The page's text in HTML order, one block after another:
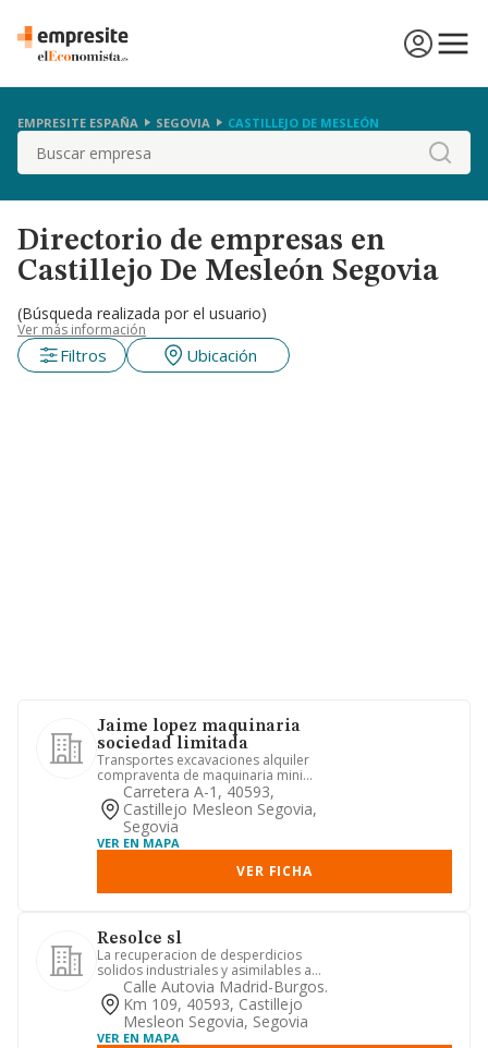
EMPRESITE ESPAÑA SEGOVIA CASTILLEJO DE MESLEÓN
Buscar
Directorio de empresas en
Castillejo De Mesleón Segovia
(Búsqueda realizada por el usuario)
Ver más información
Filtros Ubicación
Jaime lopez maquinaria
sociedad limitada
Transportes excavaciones alquiler
compraventa de maquinaria mini
excavadoras excavadoras de
cadenas...
Carretera A-1, 40593,
Castillejo Mesleon Segovia,
Segovia
VER EN MAPA
VER FICHA
Resolce sl
La recuperacion de desperdicios
solidos industriales y asimilables a
urbanos.
Calle Autovia Madrid-Burgos.
Km 109, 40593, Castillejo
Mesleon Segovia, Segovia
VER EN MAPA